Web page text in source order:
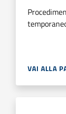
VAI ALLA